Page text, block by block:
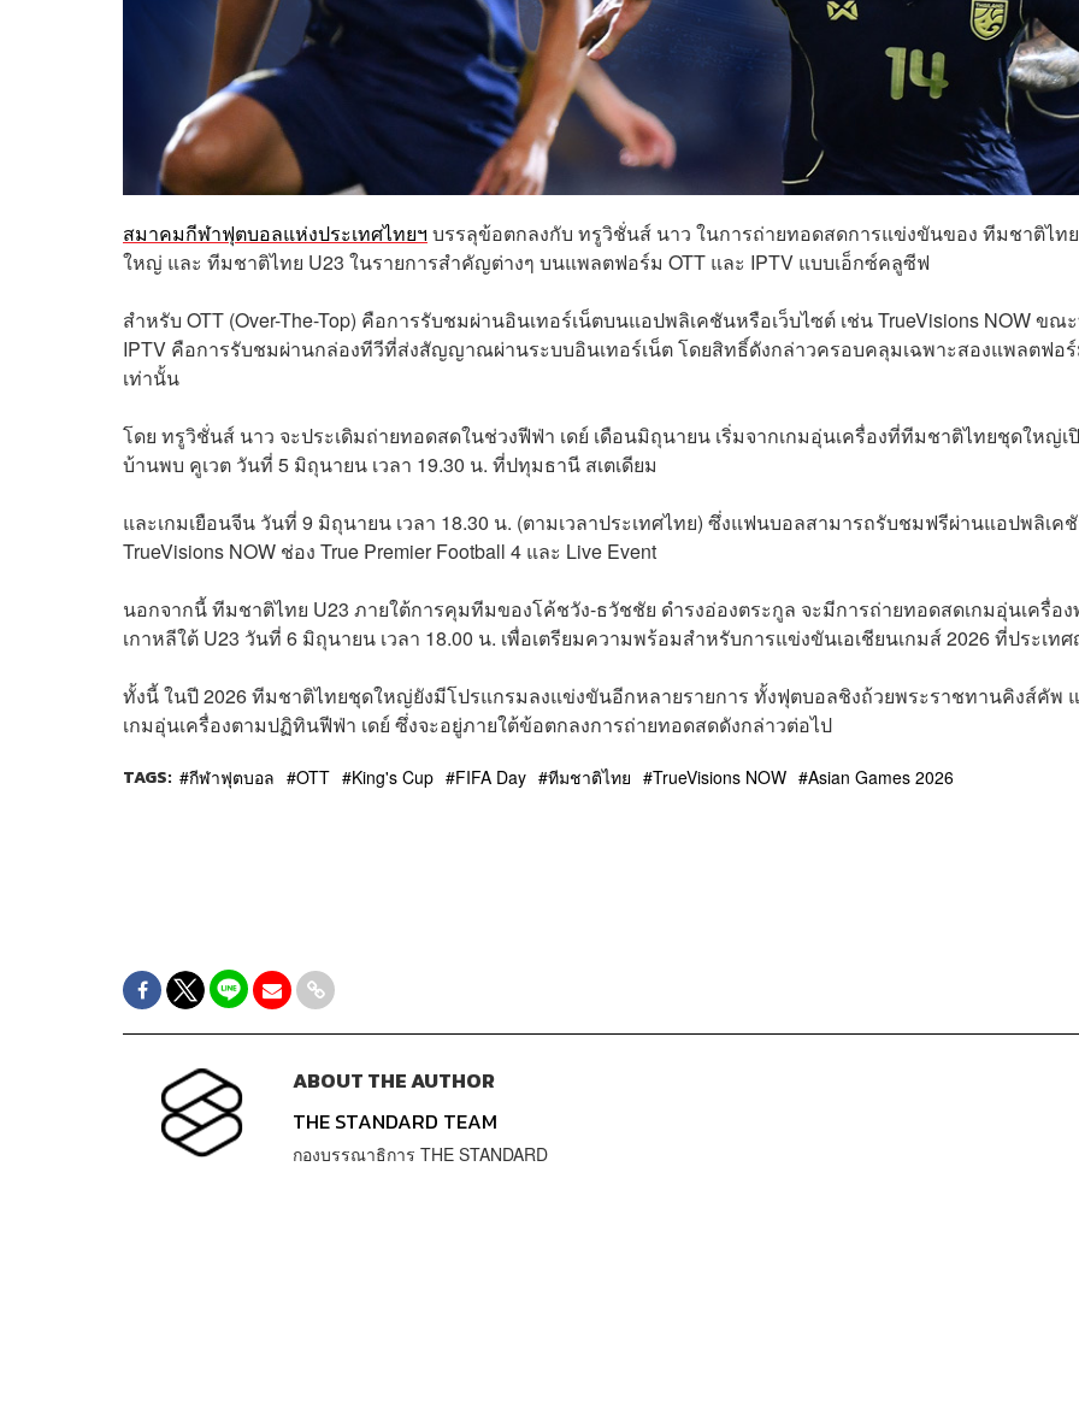
สมาคมกีฬาฟุตบอลแห่งประเทศไทยฯ บรรลุข้อตกลงกับ ทรูวิชั่นส์ นาว ในการถ่ายทอดสดการแข่งขันของ ทีมชาติไท
ใหญ่ และ ทีมชาติไทย U23 ในรายการสำคัญต่างๆ บนแพลตฟอร์ม OTT และ IPTV แบบเอ็กซ์คลูซีฟ
สำหรับ OTT (Over-The-Top) คือการรับชมผ่านอินเทอร์เน็ตบนแอปพลิเคชันหรือเว็บไซต์ เช่น TrueVisions NOW ขณ
IPTV คือการรับชมผ่านกล่องทีวีที่ส่งสัญญาณผ่านระบบอินเทอร์เน็ต โดยสิทธิ์ดังกล่าวครอบคลุมเฉพาะสองแพลตฟอ
เท่านั้น
โดย ทรูวิชั่นส์ นาว จะประเดิมถ่ายทอดสดในช่วงฟีฟ่า เดย์ เดือนมิถุนายน เริ่มจากเกมอุ่นเครื่องที่ทีมชาติไทยชุดใหญ่เ
บ้านพบ คูเวต วันที่ 5 มิถุนายน เวลา 19.30 น. ที่ปทุมธานี สเตเดียม
และเกมเยือนจีน วันที่ 9 มิถุนายน เวลา 18.30 น. (ตามเวลาประเทศไทย) ซึ่งแฟนบอลสามารถรับชมฟรีผ่านแอปพลิเค
TrueVisions NOW ช่อง True Premier Football 4 และ Live Event
นอกจากนี้ ทีมชาติไทย U23 ภายใต้การคุมทีมของโค้ชวัง-ธวัชชัย ดำรงอ่องตระกูล จะมีการถ่ายทอดสดเกมอุ่นเครื่อ
เกาหลีใต้ U23 วันที่ 6 มิถุนายน เวลา 18.00 น. เพื่อเตรียมความพร้อมสำหรับการแข่งขันเอเชียนเกมส์ 2026 ที่ประเท
ทั้งนี้ ในปี 2026 ทีมชาติไทยชุดใหญ่ยังมีโปรแกรมลงแข่งขันอีกหลายรายการ ทั้งฟุตบอลชิงถ้วยพระราชทานคิงส์คัพ
เกมอุ่นเครื่องตามปฏิทินฟีฟ่า เดย์ ซึ่งจะอยู่ภายใต้ข้อตกลงการถ่ายทอดสดดังกล่าวต่อไป
TAGS: กีฬาฟุตบอล OTT King's Cup FIFA Day ทีมชาติไทย TrueVisions NOW Asian Games 2026
ABOUT THE AUTHOR
THE STANDARD TEAM
กองบรรณาธิการ THE STANDARD